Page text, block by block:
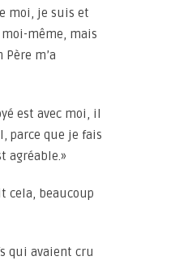
moi, je suis et
même, mais
m’a
est avec moi, il
parce que je fais
agréable.»
cela, beaucoup
qui avaient cru